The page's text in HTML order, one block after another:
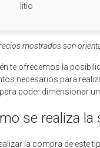
litio
mostrados son
te ofrecemos la
necesarios para
poder dimensionar
se realiza la
la compra de este